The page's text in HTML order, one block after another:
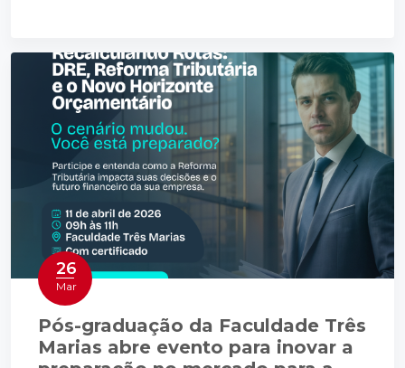
26
Mar
Pós-graduação da Faculdade Três
Marias abre evento para inovar a